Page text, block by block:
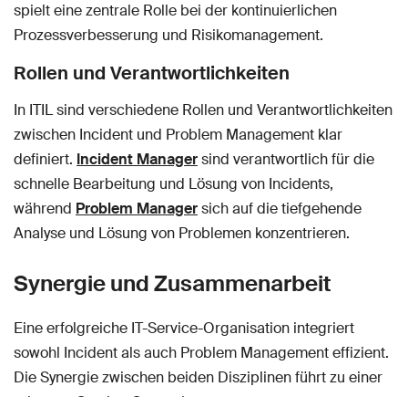
spielt eine zentrale Rolle bei der kontinuierlichen
Prozessverbesserung und Risikomanagement.
Rollen und Verantwortlichkeiten
In ITIL sind verschiedene Rollen und Verantwortlichkeiten
zwischen Incident und Problem Management klar
definiert. Incident Managersind verantwortlich für die
schnelle Bearbeitung und Lösung von Incidents,
während Problem Managersich auf die tiefgehende
Analyse und Lösung von Problemen konzentrieren.
Synergie und Zusammenarbeit
Eine erfolgreiche IT-Service-Organisation integriert
sowohl Incident als auch Problem Management effizient.
Die Synergie zwischen beiden Disziplinen führt zu einer